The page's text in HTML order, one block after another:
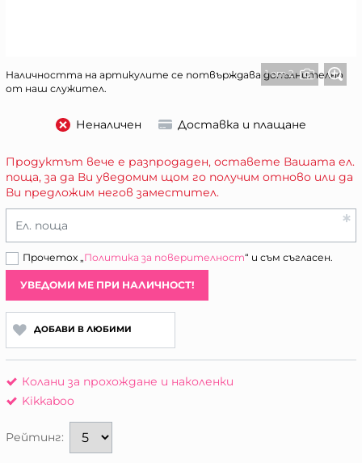
1 от 2
Наличността на артикулите се потвърждава допълнително
от наш служител.
Неналичен Доставка и плащане
Продуктът вече е разпродаден, оставете Вашата ел.
поща, за да Ви уведомим щом го получим отново или да
Ви предложим негов заместител.
Ел. поща
Прочетох „Политика за поверителност“ и съм съгласен.
УВЕДОМИ МЕ ПРИ НАЛИЧНОСТ!
ДОБАВИ В ЛЮБИМИ
Колани за прохождане и наколенки
Kikkaboo
Рейтинг: